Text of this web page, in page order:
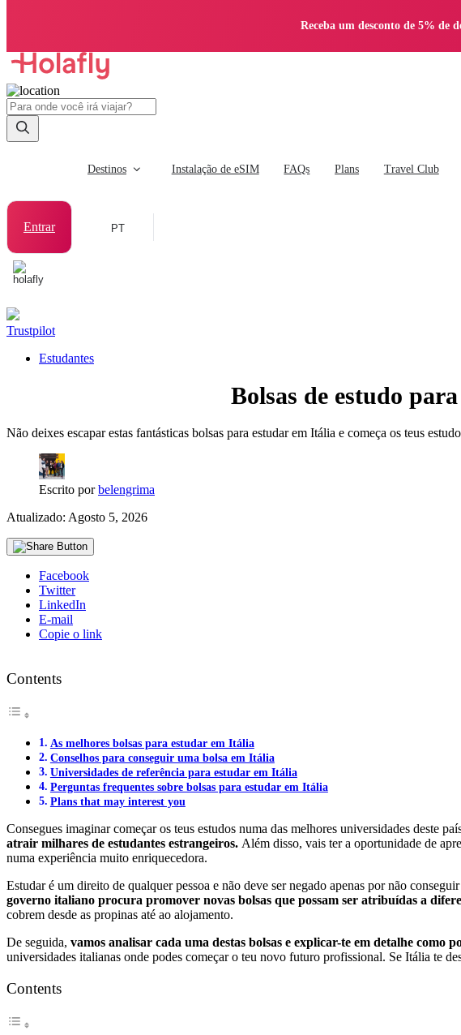
Receba um desconto de 5% de
Destinos Instalação de eSIM FAQs Plans Travel Club
Entrar PT
Trustpilot
Estudantes
Bolsas de estudo
Não deixes escapar estas fantásticas bolsas para estudar em Itália e começa os teus
Escrito porbelengrima
Atualizado: Agosto 5, 2026
Facebook
Twitter
LinkedIn
E-mail
Copie o link
Contents
As melhores bolsas para estudar em Itália
Conselhos para conseguir uma bolsa em Itália
Universidades de referência para estudar em Itália
Perguntas frequentes sobre bolsas para estudar em Itália
Plans that may interest you
Consegues imaginar começar os teus estudos numa das melhores universidades deste
atrair milhares de estudantes estrangeiros. Além disso, vais ter a oportunidade de
numa experiência muito enriquecedora.
Estudar é um direito de qualquer pessoa e não deve ser negado apenas por não
governo italiano procura promover novas bolsas que possam ser atribuídas a
cobrem desde as propinas até ao alojamento.
De seguida, vamos analisar cada uma destas bolsas e explicar-te em detalhe como
universidades italianas onde podes começar o teu novo futuro profissional. Se Itália te
Contents